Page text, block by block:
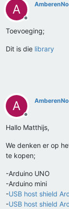
A
Offline
Toevoeging;
Dit is die library
A
Offline
Hallo Matthijs,
We denken er op
te kopen;
-Arduino UNO
-Arduino mini
-USB host shield
-USB host shield